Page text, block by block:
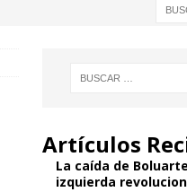
Artículos
La caída de
izquierda